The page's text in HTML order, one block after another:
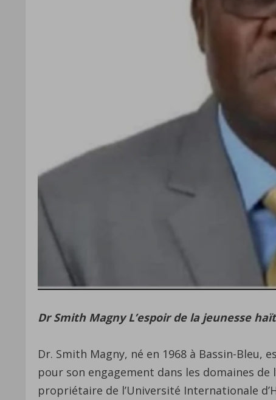
Dr Smith Magny L’espoir de la jeunesse
Dr. Smith Magny, né en 1968 à Bassin-
pour son engagement dans les domaines
propriétaire de l’Université Internationale